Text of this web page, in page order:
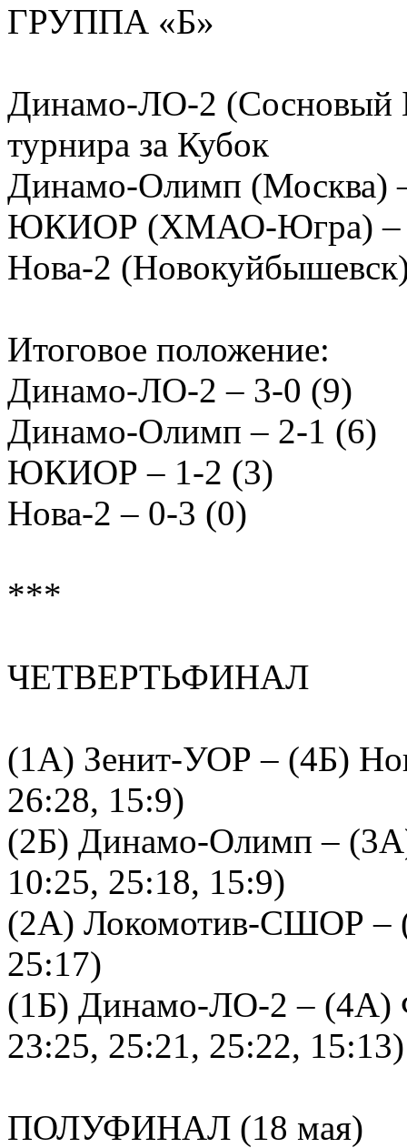
ГРУППА «Б»
Динамо-ЛО-2 (Сосновый
турнира за Кубок
Динамо-Олимп (Москва)
ЮКИОР (ХМАО-Югра) –
Нова-2
Итоговое положение:
Динамо-ЛО-2 – 3-0 (9)
Динамо-Олимп – 2-1 (6)
ЮКИОР – 1-2 (3)
Нова-2 – 0-3 (0)
***
ЧЕТВЕРТЬФИНАЛ
(1А) Зенит-УОР – (4Б)
26:28, 15:9)
(2Б) Динамо-Олимп –
10:25, 25:18, 15:9)
(2А) Локомотив-СШОР –
25:17)
(1Б) Динамо-ЛО-2 – (4А)
23:25, 25:21, 25:22, 15:13)
ПОЛУФИНАЛ (18 мая)